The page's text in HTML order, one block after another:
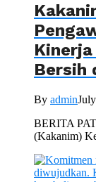
Bersih
By admin
BERITA
(Kakanim)